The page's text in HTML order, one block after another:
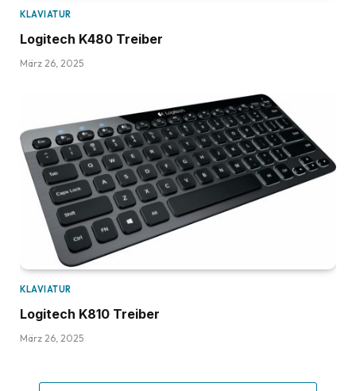
KLAVIATUR
Logitech K480 Treiber
März 26, 2025
KLAVIATUR
Logitech K810 Treiber
März 26, 2025